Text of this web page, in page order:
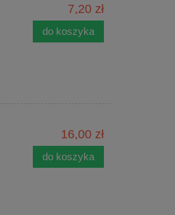
7,20 zł
do koszyka
16,00 zł
do koszyka